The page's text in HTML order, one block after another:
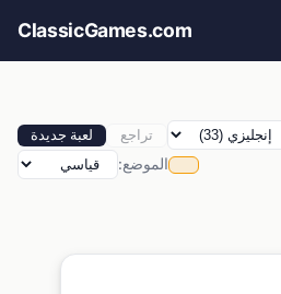
ClassicGames.com
لعبة جديدة تراجع
الموضع: